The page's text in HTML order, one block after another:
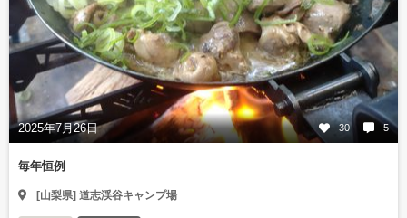
2025年7月26日 30 5
毎年恒例
[山梨県] 道志渓谷キャンプ場